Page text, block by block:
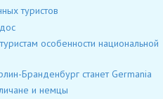
туристов
особенности национальной
Бранденбург станет Germania
и немцы